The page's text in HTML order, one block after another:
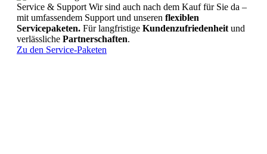
Service & Support Wir sind auch nach dem Kauf für Sie da –
mit umfassendem Support und unseren flexiblen
Servicepaketen. Für langfristige Kundenzufriedenheit und
verlässliche Partnerschaften.
Zu den Service-Paketen